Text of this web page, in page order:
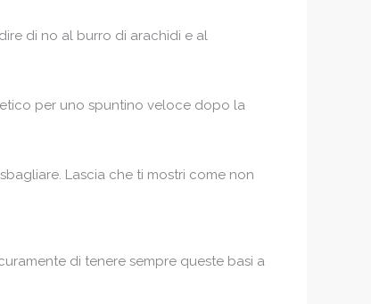
di no al burro di arachidi e al
per uno spuntino veloce dopo la
Lascia che ti mostri come non
di tenere sempre queste basi a